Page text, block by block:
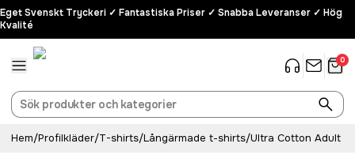
Eget Svenskt Tryckeri ✓ Fantastiska Priser ✓ Snabba Leveranser ✓ Hög
Kvalité
0
Hem/Profilkläder/T-shirts/Långärmade t-shirts/Ultra Cotton Adult